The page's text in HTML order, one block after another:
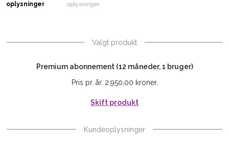
oplysninger
oplysninger
Valgt produkt
Premium abonnement (12 måneder, 1 bruger)
Pris pr. år. 2.950,00 kroner.
Skift produkt
Kundeoplysninger